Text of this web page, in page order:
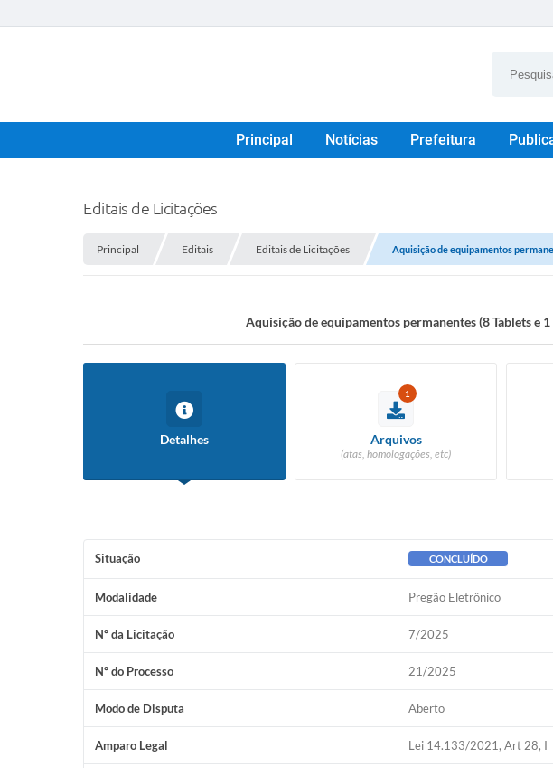
Principal Notícias Prefeitura
Editais de Licitações
Principal Editais Editais de Licitações Aquisição de equipamentos
Aquisição de equipamentos permanentes (8 Tablets e
Detalhes
1
Arquivos
(atas, homologações, etc)
Situação CONCLUÍDO
Modalidade Pregão Eletrônico
Nº da Licitação 7/2025
Nº do Processo 21/2025
Modo de Disputa Aberto
Amparo Legal Lei 14.133/2021, Art 28, I